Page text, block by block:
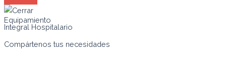
Equipamiento
Integral Hospitalario
Compártenos tus necesidades